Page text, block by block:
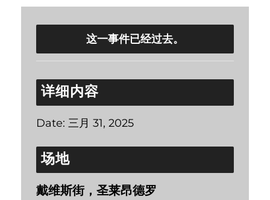
这一事件已经过去。
详细内容
Date: 三月 31, 2025
场地
戴维斯街，圣莱昂德罗